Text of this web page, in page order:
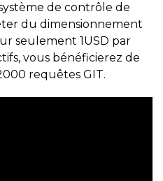
de contrôle de
du dimensionnement
seulement 1USD par
vous bénéficierez de
requêtes GIT.